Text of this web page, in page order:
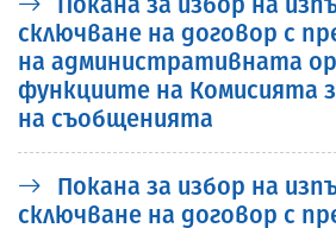
сключване на договор с
на административната
функциите на Комисията
на съобщенията
Покана за избор на
сключване на договор с